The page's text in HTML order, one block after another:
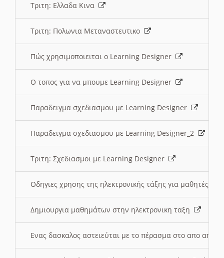
Τριτη: Ελλαδα Κινα
Τριτη: Πολωνια Μεταναστευτικο
Πώς χρησιμοποιειται ο Learning Designer
O τοπος για να μπουμε Learning Designer
Παραδειγμα σχεδιασμου με Learning Designer
Παραδειγμα σχεδιασμου με Learning Designer_2
Τριτη: Σχεδιασμοι με Learning Designer
Οδηγιες χρησης της ηλεκτρονικής τάξης για μαθητές
Δημιουργια μαθημάτων στην ηλεκτρονικη ταξη
Ενας δασκαλος αστειεύται με το πέρασμα στο απο